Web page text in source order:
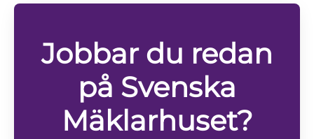
Jobbar du redan
på Svenska
Mäklarhuset?